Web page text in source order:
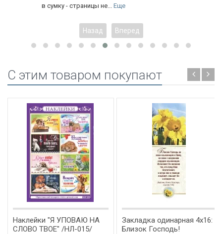
в сумку - страницы не...Еще
Назад Вперед
C этим товаром покупают
Наклейки "Я УПОВАЮ НА
СЛОВО ТВОЕ" /НЛ-015/
Закладка одинарная 4x16:
Близок Господь!